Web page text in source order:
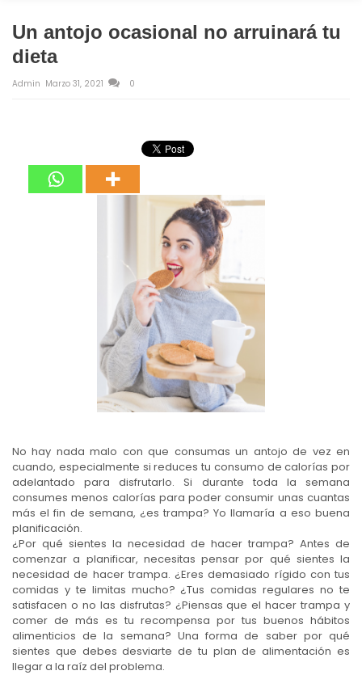
Un antojo ocasional no arruinará tu
dieta
Admin Marzo 31, 2021 0
No hay nada malo con que consumas un antojo de vez en
cuando, especialmente si reduces tu consumo de calorías por
adelantado para disfrutarlo. Si durante toda la semana
consumes menos calorías para poder consumir unas cuantas
más el fin de semana, ¿es trampa? Yo llamaría a eso buena
planificación.
¿Por qué sientes la necesidad de hacer trampa? Antes de
comenzar a planificar, necesitas pensar por qué sientes la
necesidad de hacer trampa. ¿Eres demasiado rígido con tus
comidas y te limitas mucho? ¿Tus comidas regulares no te
satisfacen o no las disfrutas? ¿Piensas que el hacer trampa y
comer de más es tu recompensa por tus buenos hábitos
alimenticios de la semana? Una forma de saber por qué
sientes que debes desviarte de tu plan de alimentación es
llegar a la raíz del problema.